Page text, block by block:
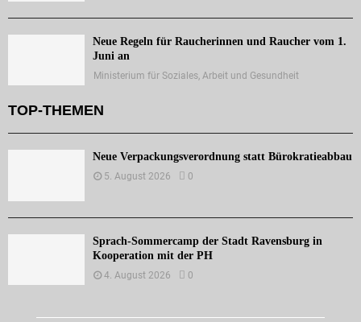
Neue Regeln für Raucherinnen und Raucher vom 1.
Juni an
Ministerium für Soziales, Arbeit und Gesundheit
TOP-THEMEN
Neue Verpackungsverordnung statt Bürokratieabbau
5. August 2026 0
Sprach-Sommercamp der Stadt Ravensburg in
Kooperation mit der PH
4. August 2026 0